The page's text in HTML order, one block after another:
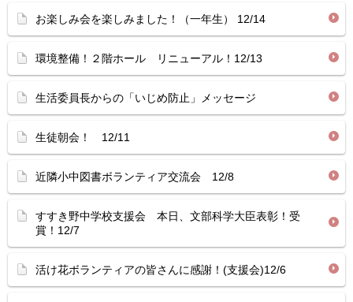
お楽しみ会を楽しみました！（一年生） 12/14
環境整備！２階ホール リニューアル！12/13
生活委員長からの「いじめ防止」メッセージ
生徒朝会！ 12/11
近隣小中図書ボランティア交流会 12/8
すすき野中学校支援会 本日、文部科学大臣表彰！受
賞！12/7
活け花ボランティアの皆さんに感謝！(支援会)12/6